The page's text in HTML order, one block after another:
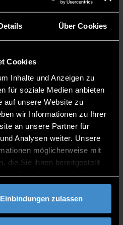
Über Cookies
Cookies
Inhalte und Anzeigen zu
für soziale Medien anbieten
auf unsere Website zu
wir Informationen zu Ihrer
an unsere Partner für
Analysen weiter. Unsere
möglicherweise mit
die Sie ihnen bereitgestellt
zulassen